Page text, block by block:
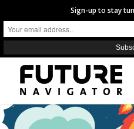
Sign-up to stay